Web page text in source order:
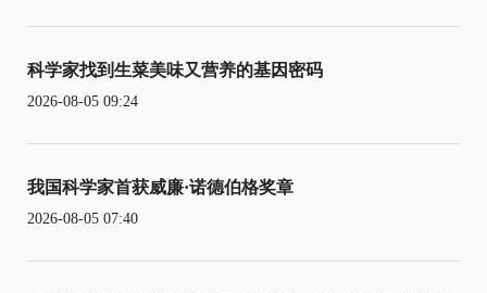
科学家找到生菜美味又营养的基因密码
2026-08-05 09:24
我国科学家首获威廉·诺德伯格奖章
2026-08-05 07:40